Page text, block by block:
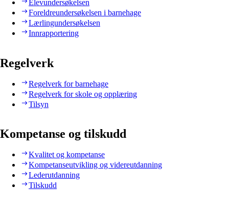
Elevundersøkelsen
Foreldreundersøkelsen i barnehage
Lærlingundersøkelsen
Innrapportering
Regelverk
Regelverk for barnehage
Regelverk for skole og opplæring
Tilsyn
Kompetanse og tilskudd
Kvalitet og kompetanse
Kompetanseutvikling og videreutdanning
Lederutdanning
Tilskudd